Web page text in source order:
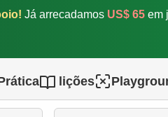
Já arrecadamos US$ 65 em
lições
mais